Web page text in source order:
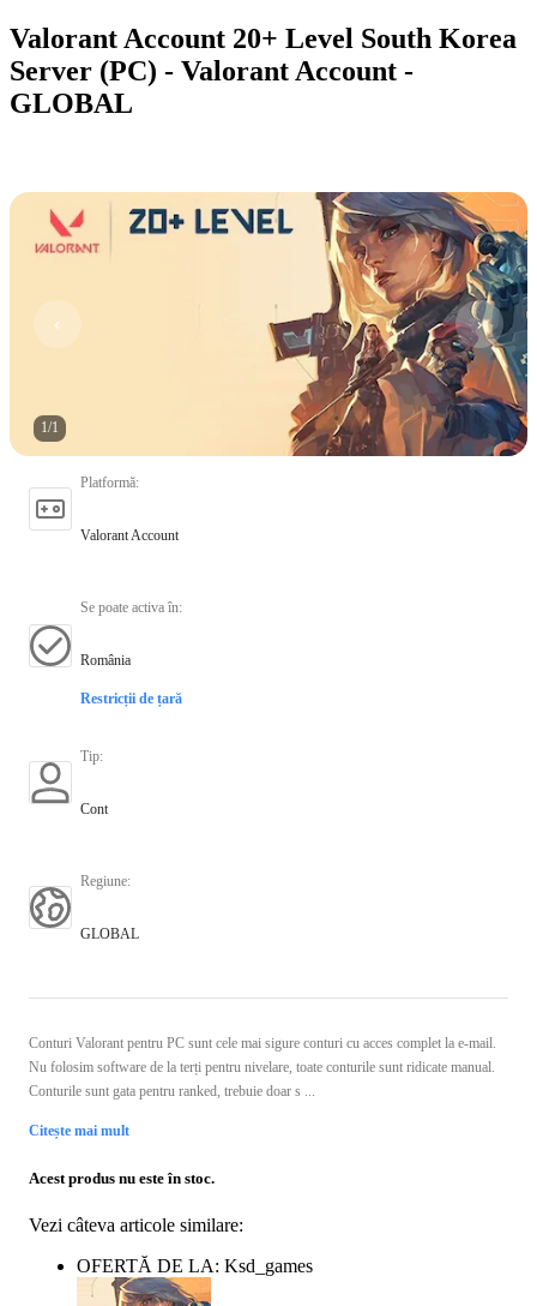
Valorant Account 20+ Level South Korea
Server (PC) - Valorant Account -
GLOBAL
1/1
Platformă:
Valorant Account
Se poate activa în:
România
Restricții de țară
Tip:
Cont
Regiune:
GLOBAL
Conturi Valorant pentru PC sunt cele mai sigure conturi cu acces complet la e-mail.
Nu folosim software de la terți pentru nivelare, toate conturile sunt ridicate manual.
Conturile sunt gata pentru ranked, trebuie doar s ...
Citește mai mult
Acest produs nu este în stoc.
Vezi câteva articole similare:
OFERTĂ DE LA: Ksd_games